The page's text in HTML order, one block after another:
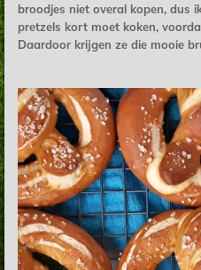
broodjes niet overal kopen, dus
pretzels kort moet koken,
Daardoor krijgen ze die mooie